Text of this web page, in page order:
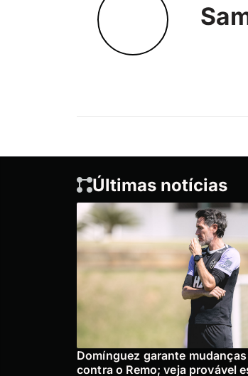
Últimas notícias
Domínguez garante
contra o Remo; veja provável